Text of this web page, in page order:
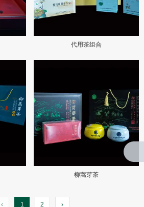
代用茶组合
柳蒿芽茶
‹ 1 2 ›